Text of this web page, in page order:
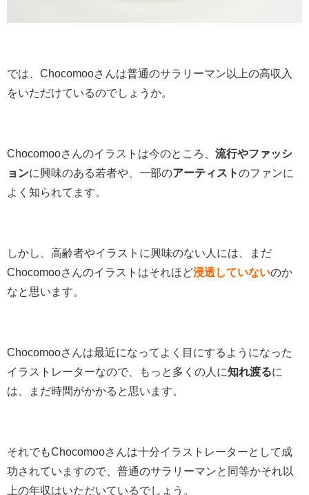
では、Chocomooさんは普通のサラリーマン以上の高収入
をいただけているのでしょうか。
Chocomooさんのイラストは今のところ、 流行やファッシ
ョンに興味のある若者や、一部のアーティストのファンに
よく知られてます。
しかし、高齢者やイラストに興味のない人には、まだ
Chocomooさんのイラストはそれほど浸透していないのか
なと思います。
Chocomooさんは最近になってよく目にするようになった
イラストレーターなので、もっと多くの人に知れ渡るに
は、まだ時間がかかると思います。
それでもChocomooさんは十分イラストレーターとして成
功されていますので、普通のサラリーマンと同等かそれ以
上の年収はいただいているでしょう。